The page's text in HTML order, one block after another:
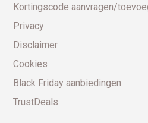
Kortingscode aanvragen/
Privacy
Disclaimer
Cookies
Black Friday aanbiedingen
TrustDeals